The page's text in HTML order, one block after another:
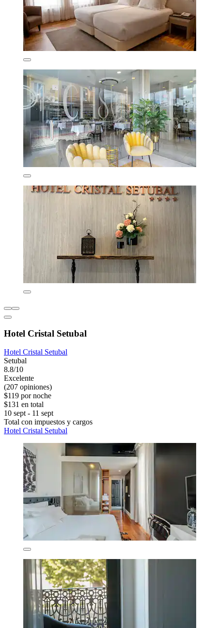
Hotel Cristal Setubal
Hotel Cristal Setubal
Setubal
8.8/10
Excelente
(207 opiniones)
$119 por noche
$131 en total
10 sept - 11 sept
Total con impuestos y cargos
Hotel Cristal Setubal